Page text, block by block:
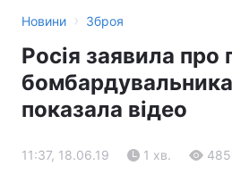
Новини › Зброя
Росія заявила про
показала відео
11:37, 18.06.19 1 хв.